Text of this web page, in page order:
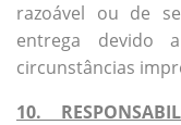
razoável ou de
entrega devido
circunstâncias
10.